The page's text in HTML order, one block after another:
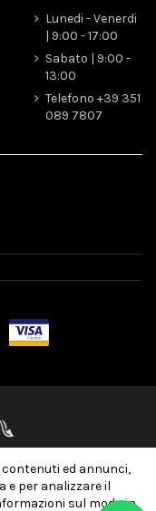
Lunedi - Venerdi
| 9:00 - 17:00
Sabato | 9:00 -
13:00
Telefono +39 351
089 7807
ed annunci,
e per analizzare il
sul modo in